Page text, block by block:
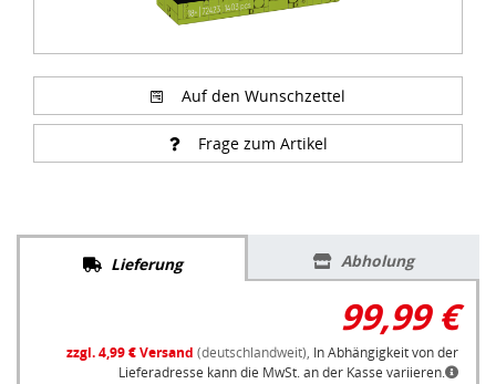
Auf den Wunschzettel
Frage zum Artikel
Lieferung Abholung
99,99 €
zzgl. 4,99 € Versand (deutschlandweit), In Abhängigkeit von der
Lieferadresse kann die MwSt. an der Kasse variieren.